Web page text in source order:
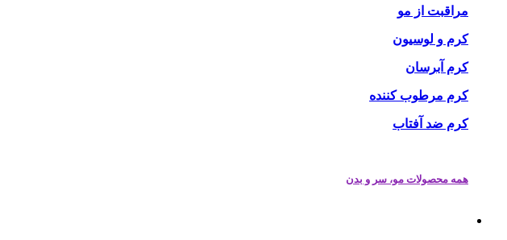
مراقبت از مو
کرم و لوسیون
کرم آبرسان
کرم مرطوب کننده
کرم ضد آفتاب
همه محصولات مو، سر و بدن